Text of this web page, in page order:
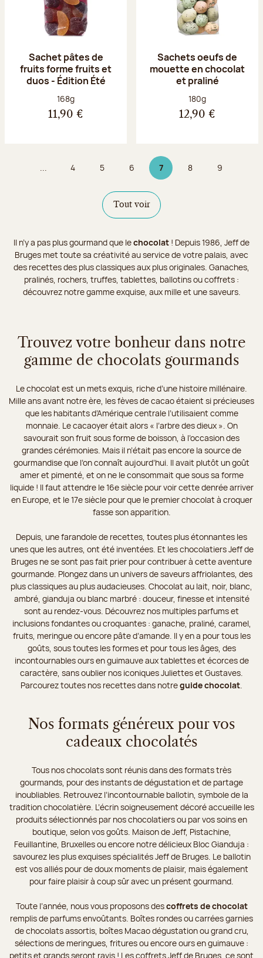
Sachet pâtes de
fruits forme fruits et
duos - Édition Été
Poids net :
168g
11,90 €
Sachets oeufs de
mouette en chocolat
et praliné
Poids net :
180g
12,90 €
... Page
4 Page
5 Page
6 7Page 7 sur 9
Page
8 Page
9
Tout voir
Il n’y a pas plus gourmand que lechocolat ! Depuis 1986, Jeff de
Bruges met toute sa créativité au service de votre palais, avec
des recettes des plus classiques aux plus originales. Ganaches,
pralinés, rochers, truffes, tablettes, ballotins ou coffrets :
découvrez notre gamme exquise, aux mille et une saveurs.
Trouvez votre bonheur dans notre
gamme de chocolats gourmands
Le chocolat est un mets exquis, riche d’une histoire millénaire.
Mille ans avant notre ère, les fèves de cacao étaient si précieuses
que les habitants d’Amérique centrale l’utilisaient comme
monnaie. Le cacaoyer était alors « l’arbre des dieux ». On
savourait son fruit sous forme de boisson, à l’occasion des
grandes cérémonies. Mais il n’était pas encore la source de
gourmandise que l’on connaît aujourd’hui. Il avait plutôt un goût
amer et pimenté, et on ne le consommait que sous sa forme
liquide ! Il faut attendre le 16e siècle pour voir cette denrée arriver
en Europe, et le 17e siècle pour que le premier chocolat à croquer
fasse son apparition.
Depuis, une farandole de recettes, toutes plus étonnantes les
unes que les autres, ont été inventées. Et les chocolatiers Jeff de
Bruges ne se sont pas fait prier pour contribuer à cette aventure
gourmande. Plongez dans un univers de saveurs affriolantes, des
plus classiques au plus audacieuses. Chocolat au lait, noir, blanc,
ambré, gianduja ou blanc marbré : douceur, finesse et intensité
sont au rendez-vous. Découvrez nos multiples parfums et
inclusions fondantes ou croquantes : ganache, praliné, caramel,
fruits, meringue ou encore pâte d’amande. Il y en a pour tous les
goûts, sous toutes les formes et pour tous les âges, des
incontournables ours en guimauve aux tablettes et écorces de
caractère, sans oublier nos iconiques Juliettes et Gustaves.
Parcourez toutes nos recettes dans notreguide chocolat
Nos formats généreux pour vos
cadeaux chocolatés
Tous nos chocolats sont réunis dans des formats très
gourmands, pour des instants de dégustation et de partage
inoubliables. Retrouvez l’incontournable ballotin, symbole de la
tradition chocolatière. L’écrin soigneusement décoré accueille les
produits sélectionnés par nos chocolatiers ou par vos soins en
boutique, selon vos goûts. Maison de Jeff, Pistachine,
Feuillantine, Bruxelles ou encore notre délicieux Bloc Gianduja :
savourez les plus exquises spécialités Jeff de Bruges. Le ballotin
est vos alliés pour de doux moments de plaisir, mais également
pour faire plaisir à coup sûr avec un présent gourmand.
Toute l’année, nous vous proposons descoffrets de chocolat
remplis de parfums envoûtants. Boîtes rondes ou carrées garnies
de chocolats assortis, boîtes Macao dégustation ou grand cru,
sélections de meringues, fritures ou encore ours en guimauve :
petits et grands seront ravis ! Les coffrets Jeff de Bruges, ce sont